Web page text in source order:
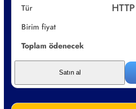
Tür
Birim fiyat
Toplam ödenecek
Satın al